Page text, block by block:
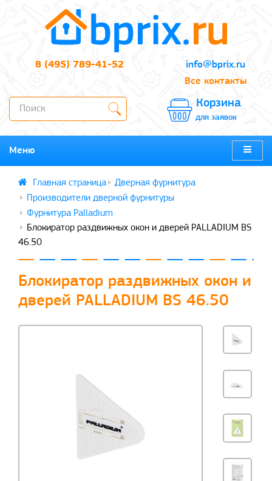
8 (495) 789-41-52
info@bprix.ru
Все контакты
Корзина
для заявок
Меню
Дверная фурнитура
Производители дверной фурнитуры
Фурнитура Palladium
Блокиратор раздвижных окон и дверей PALLADIUM BS
46.50
Блокиратор раздвижных окон и
дверей PALLADIUM BS 46.50